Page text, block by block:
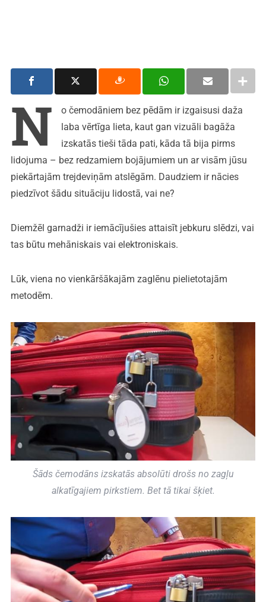
N
o čemodāniem bez pēdām ir izgaisusi daža
laba vērtīga lieta, kaut gan vizuāli bagāža
izskatās tieši tāda pati, kāda tā bija pirms
lidojuma – bez redzamiem bojājumiem un ar visām jūsu
piekārtajām trejdeviņām atslēgām. Daudziem ir nācies
piedzīvot šādu situāciju lidostā, vai ne?
Diemžēl garnadži ir iemācījušies attaisīt jebkuru slēdzi, vai
tas būtu mehāniskais vai elektroniskais.
Lūk, viena no vienkāršākajām zaglēnu pielietotajām
metodēm.
Šāds čemodāns izskatās absolūti drošs no zagļu
alkatīgajiem pirkstiem. Bet tā tikai šķiet.